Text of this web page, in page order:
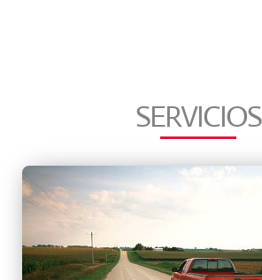
SERVICIOS